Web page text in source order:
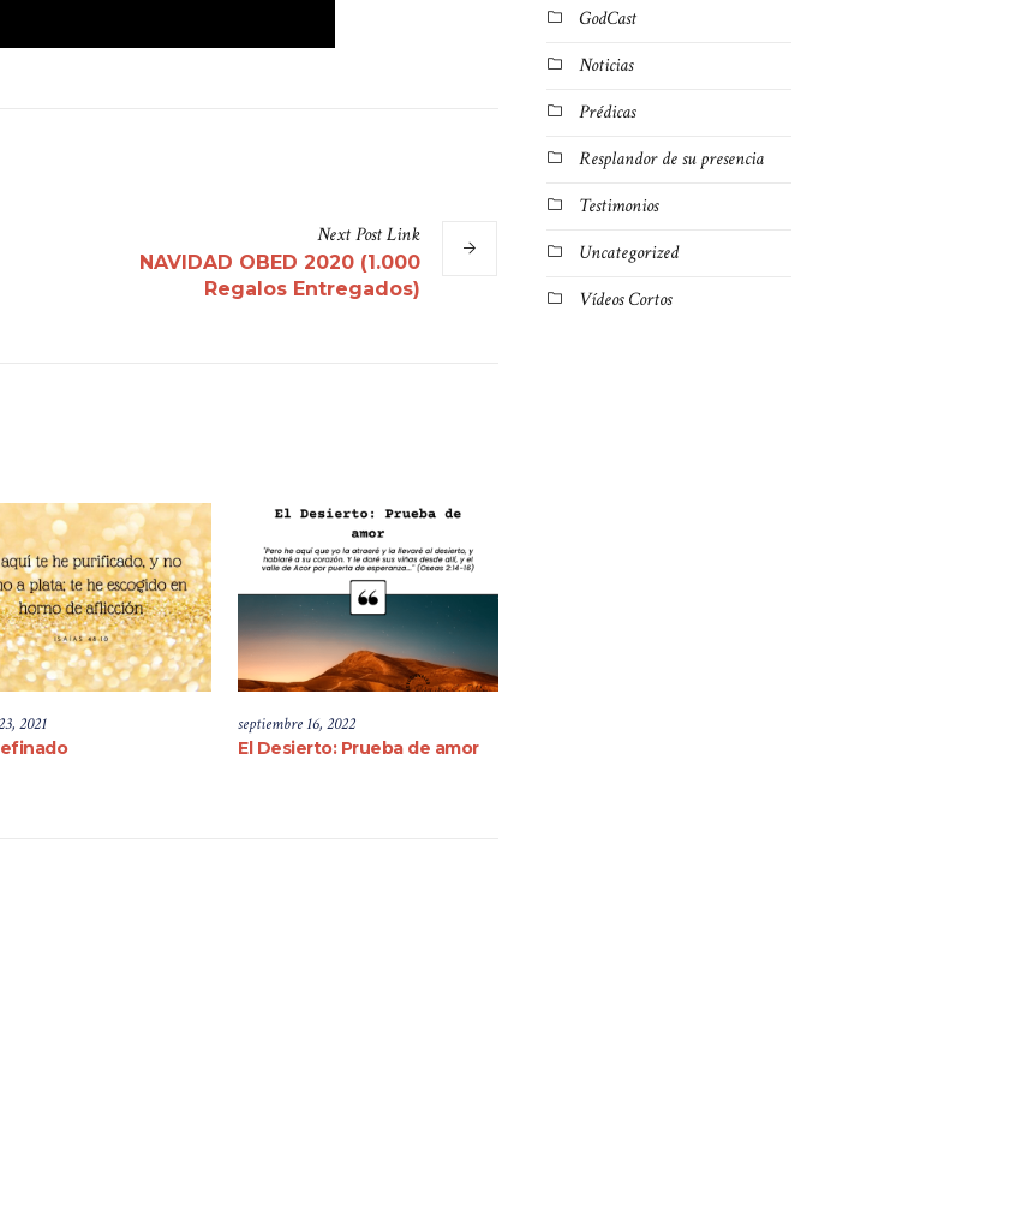
NextPostLink
NAVIDAD OBED 2020 (1.000
Regalos Entregados)
2021
septiembre 16, 2022
El Desierto: Prueba de amor
GodCast
Noticias
Prédicas
Resplandor de su presencia
Testimonios
Uncategorized
Vídeos Cortos